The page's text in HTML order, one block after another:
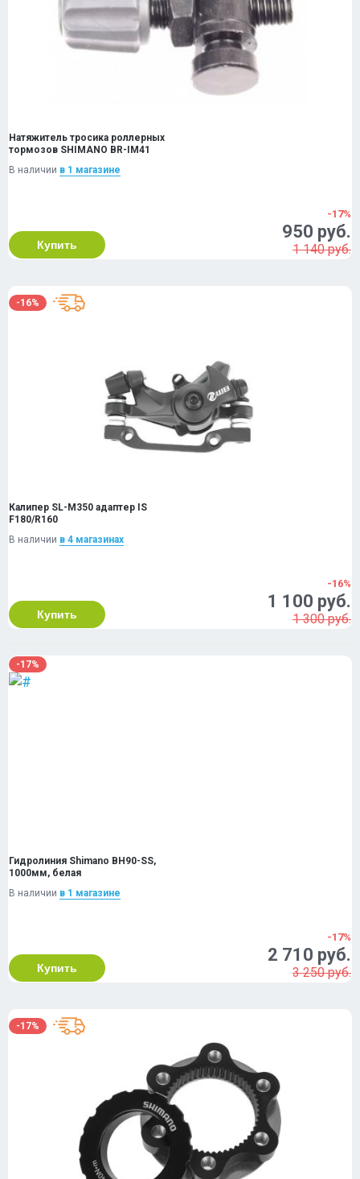
Натяжитель тросика роллерных
тормозов SHIMANO BR-IM41
В наличии в 1 магазинe
Купить
-17%
950 руб.
1 140 руб.
-16%
Калипер SL-M350 адаптер IS
F180/R160
В наличии в 4 магазинах
Купить
-16%
1 100 руб.
1 300 руб.
-17%
Гидролиния Shimano BH90-SS,
1000мм, белая
В наличии в 1 магазинe
Купить
-17%
2 710 руб.
3 250 руб.
-17%